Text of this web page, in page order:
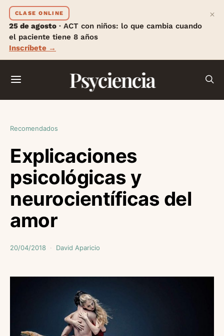
CLASE ONLINE
25 de agosto · ACT con niños: lo que cambia cuando
el paciente tiene 8 años
Inscríbete →
×
Psyciencia
Recomendados
Explicaciones
psicológicas y
neurocientíficas del
amor
20/04/2018 David Aparicio